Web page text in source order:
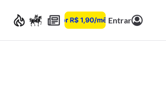
Entrar